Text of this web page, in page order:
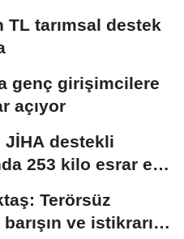
TL tarımsal destek
genç girişimcilere
açıyor
JİHA destekli
253 kilo esrar ele
Terörsüz
ve istikrarın